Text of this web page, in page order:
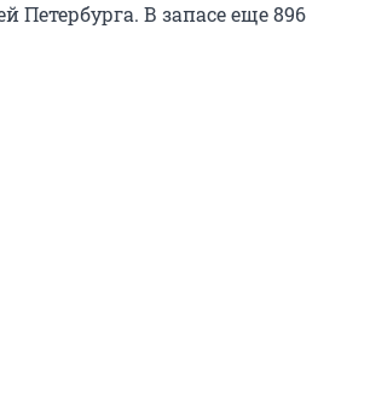
Петербурга. В запасе еще 896